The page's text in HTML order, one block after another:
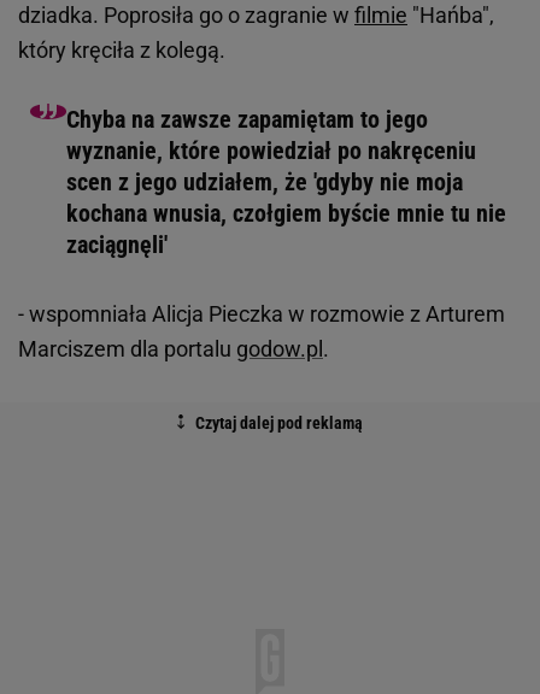
dziadka. Poprosiła go o zagranie w filmie "Hańba",
który kręciła z kolegą.
Chyba na zawsze zapamiętam to jego
wyznanie, które powiedział po nakręceniu
scen z jego udziałem, że 'gdyby nie moja
kochana wnusia, czołgiem byście mnie tu nie
zaciągnęli'
- wspomniała Alicja Pieczka w rozmowie z Arturem
Marciszem dla portalu godow.pl .